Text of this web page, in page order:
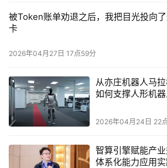
被Token账单劝退之后，我把目光投向
卡
2026年04月27日 17点59分
从亦庄机器人马
如何支撑人形机
2026年04月24日 22
智算引擎赋能产
体系化能力应用